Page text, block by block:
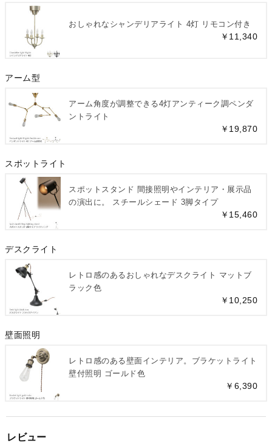
おしゃれなシャンデリアライト 4灯 リモコン付き
￥11,340
アーム型
アーム角度が調整できる4灯アンティーク調ペンダ
ントライト
￥19,870
スポットライト
スポットスタンド 間接照明やインテリア・展示品
の演出に。 スチールシェード 3脚タイプ
￥15,460
デスクライト
レトロ感のあるおしゃれなデスクライト マットブ
ラック色
￥10,250
壁面照明
レトロ感のある壁面インテリア。ブラケットライト
壁付照明 ゴールド色
￥6,390
レビュー